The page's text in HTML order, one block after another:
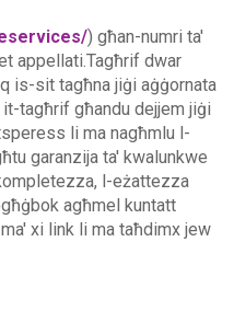
) għan-numri ta'
appellati.Tagħrif dwar
is-sit tagħna jiġi aġġornata
tagħrif għandu dejjem jiġi
li ma nagħmlu l-
garanzija ta' kwalunkwe
l-eżattezza
agħmel kuntatt
xi link li ma taħdimx jew